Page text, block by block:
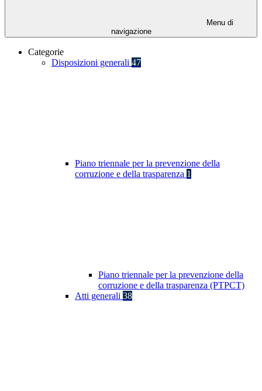
Menu di
navigazione
Categorie
Disposizioni generali 47
Piano triennale per la prevenzione della
corruzione e della trasparenza 1
Piano triennale per la prevenzione della
corruzione e della trasparenza (PTPCT)
Atti generali 38